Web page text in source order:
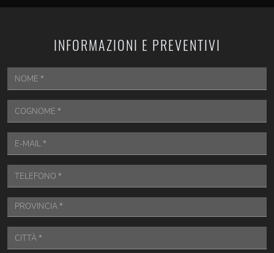
INFORMAZIONI E PREVENTIVI